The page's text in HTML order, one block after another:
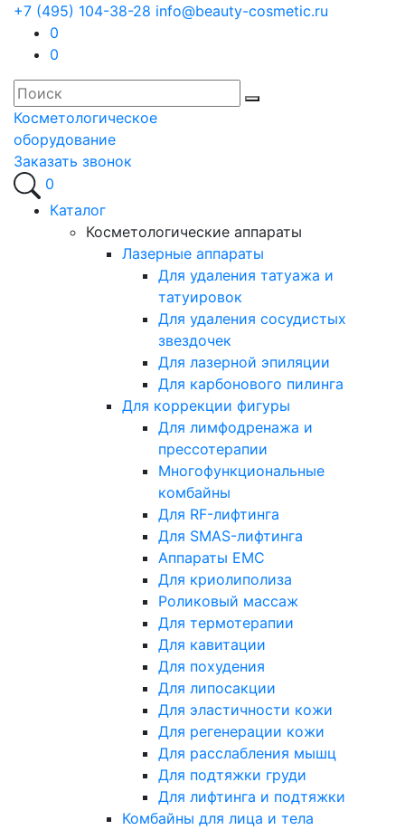
+7 (495) 104-38-28 info@beauty-cosmetic.ru
0
0
Косметологическое
оборудование
Заказать звонок
0
Каталог
Косметологические аппараты
Лазерные аппараты
Для удаления татуажа и
татуировок
Для удаления сосудистых
звездочек
Для лазерной эпиляции
Для карбонового пилинга
Для коррекции фигуры
Для лимфодренажа и
прессотерапии
Многофункциональные
комбайны
Для RF-лифтинга
Для SMAS-лифтинга
Аппараты EMC
Для криолиполиза
Роликовый массаж
Для термотерапии
Для кавитации
Для похудения
Для липосакции
Для эластичности кожи
Для регенерации кожи
Для расслабления мышц
Для подтяжки груди
Для лифтинга и подтяжки
Комбайны для лица и тела